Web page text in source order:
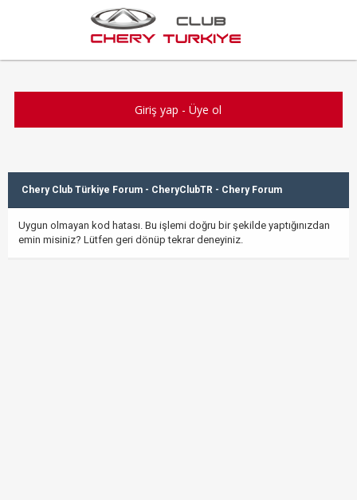
Giriş yap -Üye ol
Chery Club Türkiye Forum - CheryClubTR - Chery Forum
Uygun olmayan kod hatası. Bu işlemi doğru bir şekilde yaptığınızdan
emin misiniz? Lütfen geri dönüp tekrar deneyiniz.